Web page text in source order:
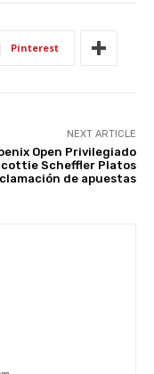
Pinterest
NEXT ARTICLE
Open Privilegiado
Scheffler Platos
de apuestas